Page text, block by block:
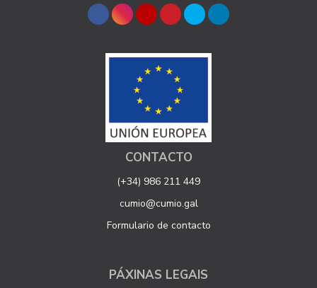
CONTACTO
(+34) 986 211 449
cumio@cumio.gal
Formulario de contacto
PÁXINAS LEGAIS